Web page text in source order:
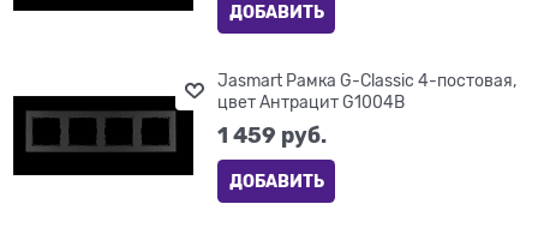
ДОБАВИТЬ
Jasmart Рамка G-Classic 4-постовая,
цвет Антрацит G1004B
1 459 руб.
ДОБАВИТЬ